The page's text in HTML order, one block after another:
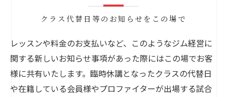
クラス代替日等のお知らせをこの場で
レッスンや料金のお支払いなど、このようなジム経営に
関する新しいお知らせ事項があった際にはこの場でお客
様に共有いたします。臨時休講となったクラスの代替日
や在籍している会員様やプロファイターが出場する試合